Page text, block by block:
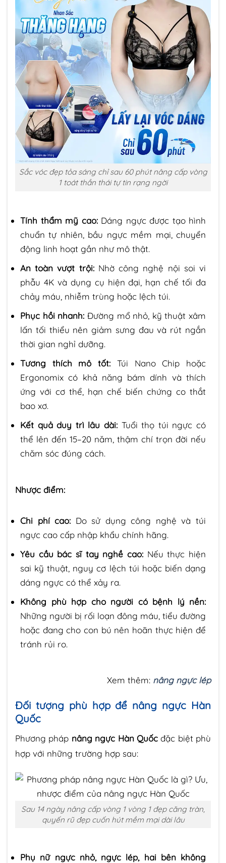
Sắc vóc đẹp tỏa sáng chỉ sau 60 phút nâng cấp vòng
1 toát thần thái tự tin rạng ngời
Tính thẩm mỹ cao:Dáng ngực được tạo hình
chuẩn tự nhiên, bầu ngực mềm mại, chuyển
động linh hoạt gần như mô thật.
An toàn vượt trội:Nhờ công nghệ nội soi vi
phẫu 4K và dụng cụ hiện đại, hạn chế tối đa
chảy máu, nhiễm trùng hoặc lệch túi.
Phục hồi nhanh: Đường mổ nhỏ, kỹ thuật xâm
lấn tối thiểu nên giảm sưng đau và rút ngắn
thời gian nghỉ dưỡng.
Tương thích mô tốt: Túi Nano Chip hoặc
Ergonomix có khả năng bám dính và thích
ứng với cơ thể, hạn chế biến chứng co thắt
bao xơ.
Kết quả duy trì lâu dài: Tuổi thọ túi ngực có
thể lên đến 15–20 năm, thậm chí trọn đời nếu
chăm sóc đúng cách.
Nhược điểm:
Chi phí cao: Do sử dụng công nghệ và túi
ngực cao cấp nhập khẩu chính hãng.
Yêu cầu bác sĩ tay nghề cao: Nếu thực hiện
sai kỹ thuật, nguy cơ lệch túi hoặc biến dạng
dáng ngực có thể xảy ra.
Không phù hợp cho người có bệnh lý nền:
Những người bị rối loạn đông máu, tiểu đường
hoặc đang cho con bú nên hoãn thực hiện để
tránh rủi ro.
Xem thêm: nâng ngực lép
Đối tượng phù hợp để nâng ngực Hàn
Quốc
Phương pháp nâng ngực Hàn Quốcđặc biệt phù
hợp với những trường hợp sau:
Sau 14 ngày nâng cấp vòng 1 vòng 1 đẹp căng tràn,
quyến rũ đẹp cuốn hút mềm mại dài lâu
Phụ nữ ngực nhỏ, ngực lép, hai bên không